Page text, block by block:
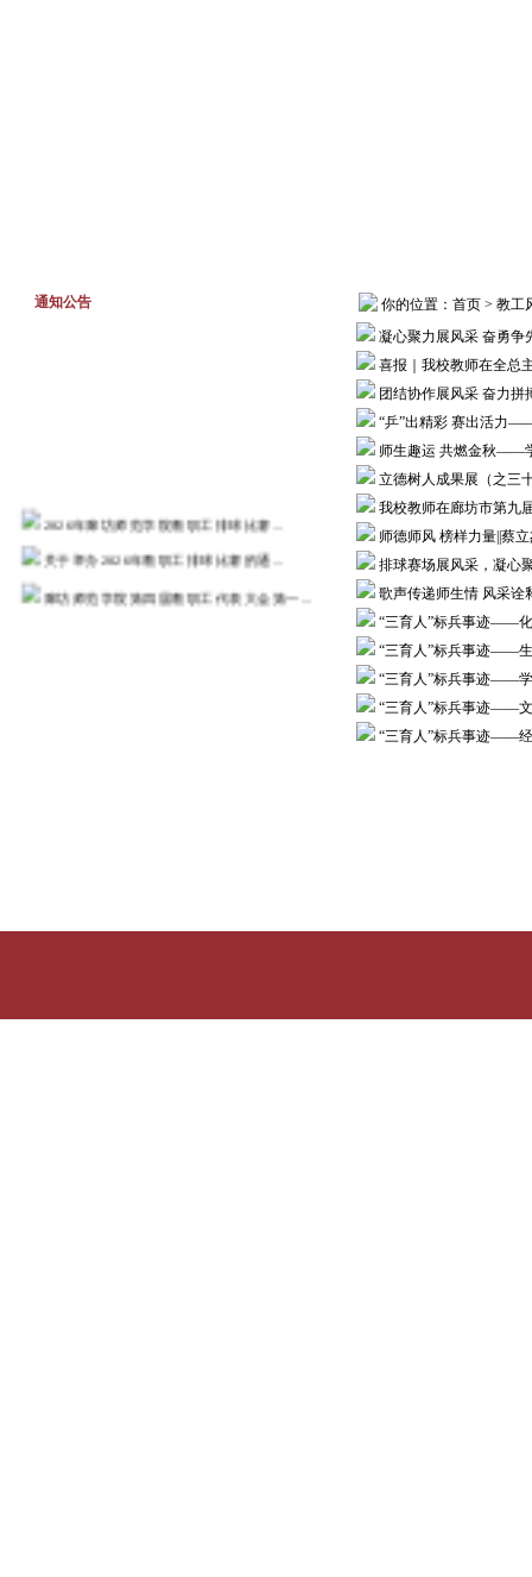
通知公告
2026年廊坊师范学院教职工排球比赛...
关于举办2026年教职工排球比赛的通...
廊坊师范学院第四届教职工代表大会第一...
你的位置： 首页 > 教工
凝心聚力展风采 奋勇
喜报｜我校教师在全总
团结协作展风采 奋力
“乒”出精彩 赛出活力
师生趣运 共燃金秋——
立德树人成果展（之三
我校教师在廊坊市第九
师德师风 榜样力量||蔡
排球赛场展风采，凝心
歌声传递师生情 风采诠
“三育人”标兵事迹——
“三育人”标兵事迹——
“三育人”标兵事迹——
“三育人”标兵事迹——
“三育人”标兵事迹——